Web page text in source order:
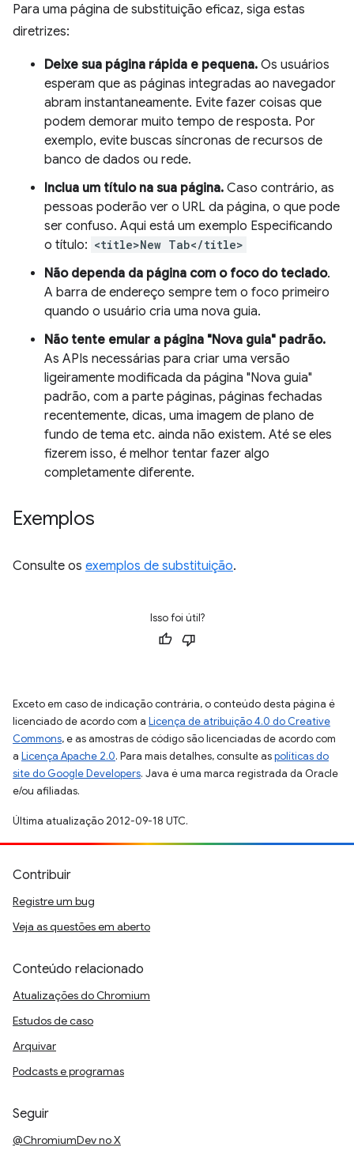
Para uma página de substituição eficaz, siga estas
diretrizes:
Deixe sua página rápida e pequena. Os usuários
esperam que as páginas integradas ao navegador
abram instantaneamente. Evite fazer coisas que
podem demorar muito tempo de resposta. Por
exemplo, evite buscas síncronas de recursos de
banco de dados ou rede.
Inclua um título na sua página. Caso contrário, as
pessoas poderão ver o URL da página, o que pode
ser confuso. Aqui está um exemplo Especificando
o título: <title>New Tab</title>
Não dependa da página com o foco do teclado.
A barra de endereço sempre tem o foco primeiro
quando o usuário cria uma nova guia.
Não tente emular a página "Nova guia" padrão.
As APIs necessárias para criar uma versão
ligeiramente modificada da página "Nova guia"
padrão, com a parte páginas, páginas fechadas
recentemente, dicas, uma imagem de plano de
fundo de tema etc. ainda não existem. Até se eles
fizerem isso, é melhor tentar fazer algo
completamente diferente.
Exemplos
Consulte os exemplos de substituição.
Isso foi útil?
Exceto em caso de indicação contrária, o conteúdo desta página é
licenciado de acordo com a Licença de atribuição 4.0 do Creative
Commons, e as amostras de código são licenciadas de acordo com
a Licença Apache 2.0. Para mais detalhes, consulte aspolíticas do
site do Google Developers. Java é uma marca registrada da Oracle
e/ou afiliadas.
Última atualização 2012-09-18 UTC.
Contribuir
Registre um bug
Veja as questões em aberto
Conteúdo relacionado
Atualizações do Chromium
Estudos de caso
Arquivar
Podcasts e programas
Seguir
@ChromiumDev no X